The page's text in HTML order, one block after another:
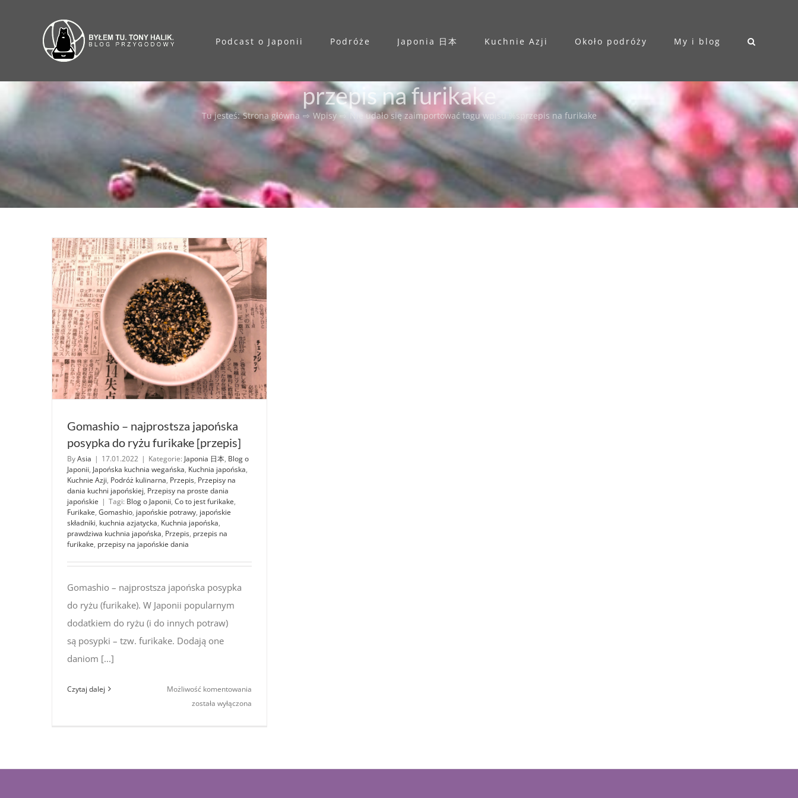
Podcast o Japonii Podróże Japonia 日本 Kuchnie Azji Około podróży My i blog
przepis na furikake
Tu jesteś: Strona główna ⇨ Wpisy ⇨ Nie udało się zaimportować tagu wpisu %s przepis na furikake
Gomashio – najprostsza japońska
posypka do ryżu furikake [przepis]
ByAsia | 17.01.2022 | Kategorie: Japonia 日本, Blog o
Japonii, Japońska kuchnia wegańska, Kuchnia japońska,
Kuchnie Azji, Podróż kulinarna, Przepis, Przepisy na
dania kuchni japońskiej, Przepisy na proste dania
japońskie | Tagi: Blog o Japonii, Co to jest furikake,
Furikake, Gomashio, japońskie potrawy, japońskie
składniki, kuchnia azjatycka, Kuchnia japońska,
prawdziwa kuchnia japońska, Przepis, przepis na
furikake, przepisy na japońskie dania
Gomashio – najprostsza japońska posypka
do ryżu (furikake). W Japonii popularnym
dodatkiem do ryżu (i do innych potraw)
są posypki – tzw. furikake. Dodają one
daniom [...]
Czytaj dalej Możliwość komentowania
została wyłączona